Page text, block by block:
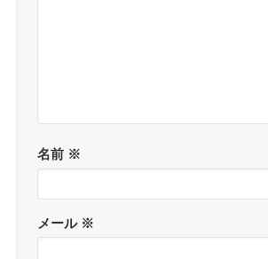
名前 ※
メール ※